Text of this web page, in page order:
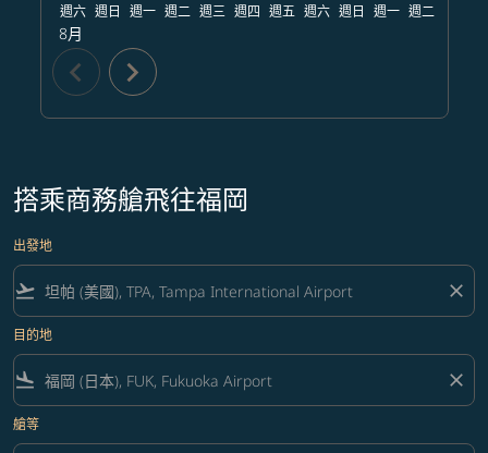
週六
8月
週日 週一 週二 週三 週四 週五 週六 週日 週一 週二
chevron_left chevron_right
搭乘商務艙飛往福岡
出發地
flight_takeoff close
目的地
flight_land close
艙等